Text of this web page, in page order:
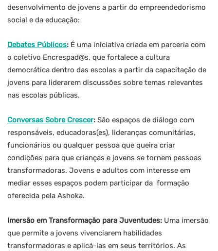
desenvolvimento de jovens a partir do empreendedorismo
social e da educação:
Debates Públicos: É uma iniciativa criada em parceria com
o coletivo Encrespad@s, que fortalece a cultura
democrática dentro das escolas a partir da capacitação de
jovens para liderarem discussões sobre temas relevantes
nas escolas públicas.
Conversas Sobre Crescer: São espaços de diálogo com
responsáveis, educadoras(es), lideranças comunitárias,
funcionários ou qualquer pessoa que queira criar
condições para que crianças e jovens se tornem pessoas
transformadoras. Jovens e adultos com interesse em
mediar esses espaços podem participar da formação
oferecida pela Ashoka.
Imersão em Transformação para Juventudes: Uma imersão
que permite a jovens vivenciarem habilidades
transformadoras e aplicá-las em seus territórios. As